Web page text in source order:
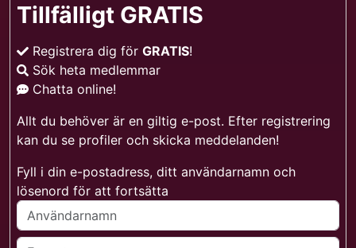
Tillfälligt GRATIS
Registrera dig för GRATIS!
Sök heta medlemmar
Chatta online!
Allt du behöver är en giltig e-post. Efter registrering
kan du se profiler och skicka meddelanden!
Fyll i din e-postadress, ditt användarnamn och
lösenord för att fortsätta